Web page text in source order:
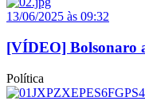
13/06/2025 às 09:32
[VÍDEO] Bolsonaro
Política